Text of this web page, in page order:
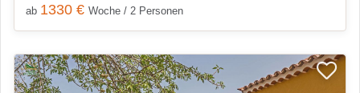
ab 1330 € Woche / 2 Personen